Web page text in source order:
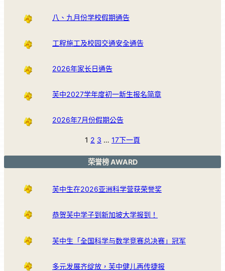
八、九月份学校假期通告
工程施工及校园交通安全通告
2026年家长日通告
芙中2027学年度初一新生报名简章
2026年7月份假期公告
1 2 3 … 17下一頁
荣誉榜 AWARD
芙中生在2026亚洲科学营获荣誉奖
恭贺芙中学子到新加坡大学报到！
芙中生「全国科学与数学竞赛总决赛」冠军
多元发展齐绽放，芙中健儿再传捷报